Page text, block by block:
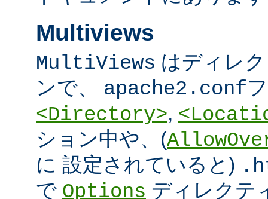
Multiviews
MultiViews はディレ
ンで、 apache2.conf
<Directory>,
ション中や、(
に 設定されていると)
で Options ディレクテ